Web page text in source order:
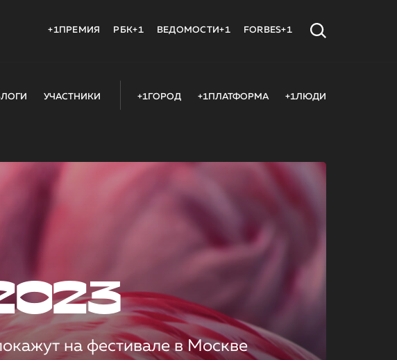
+1ПРЕМИЯ РБК+1 ВЕДОМОСТИ+1 FORBES+1
УЧАСТНИКИ +1ГОРОД +1ПЛАТФОРМА +1ЛЮДИ
на фестивале в Москве